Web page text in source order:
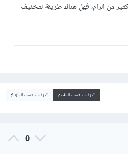
من الرام، فهل هناك طريقة لتخفيف
الترتيب حسب التقييم الترتيب حسب التاريخ
0